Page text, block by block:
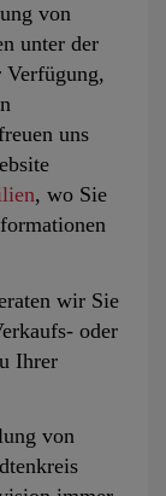
von
unter der
Verfügung,
uns
, wo Sie
wir Sie
oder
Ihrer
von